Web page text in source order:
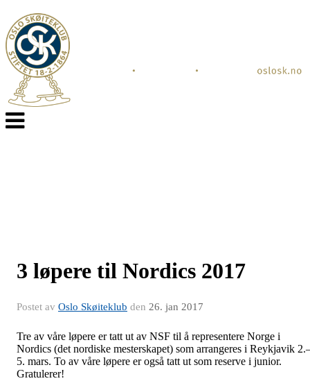
Veksle
navigasjon
3 løpere til Nordics 2017
Postet av Oslo Skøiteklub den 26. jan 2017
Tre av våre løpere er tatt ut av NSF til å representere Norge i
Nordics (det nordiske mesterskapet) som arrangeres i Reykjavik
5. mars. To av våre løpere er også tatt ut som reserve i junior.
Gratulerer!